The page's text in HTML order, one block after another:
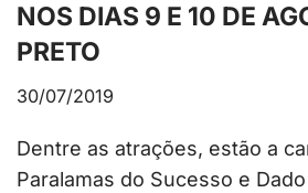
NOS DIAS 9 E 10 DE
PRETO
30/07/2019
Dentre as atrações, estão a
Paralamas do Sucesso e